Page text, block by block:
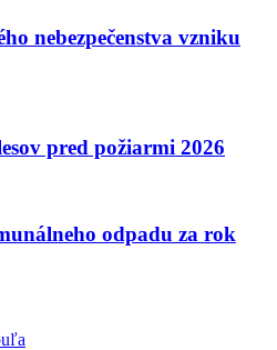
nebezpečenstva vzniku
pred požiarmi 2026
odpadu za rok